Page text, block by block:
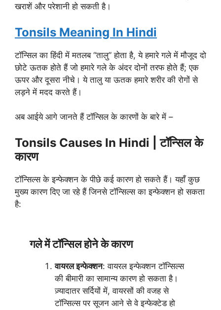
खराशें और परेशानी हो सकती है।
Tonsils Meaning In Hindi
टॉन्सिल का हिंदी में मतलब “तालु” होता है, ये हमारे गले में मौजूद दो
छोटे ऊतक होते हैं जो हमारे गले के अंदर दोनों तरफ होते हैं; एक
ऊपर और दूसरा नीचे। ये तालु या ऊतक हमारे शरीर की रोगों से
लड़ने में मदद करते हैं।
अब आईये आगे जानते हैं टॉन्सिल के कारणों के बारे में –
Tonsils Causes In Hindi | टॉन्सिल के
कारण
टॉन्सिल्स के इन्फेक्शन के पीछे कई कारण हो सकते हैं। यहाँ कुछ
मुख्य कारण दिए जा रहे हैं जिनसे टॉन्सिल्स का इन्फेक्शन हो सकता
है:
गले में टॉन्सिल होने के कारण
वायरल इन्फेक्शन: वायरल इन्फेक्शन टॉन्सिल्स
की बीमारी का सामान्य कारण हो सकता है।
ज़्यादातर सर्दियों में, वायरसों की वजह से
टॉन्सिल्स पर सूजन आने से वे इन्फेक्टेड हो